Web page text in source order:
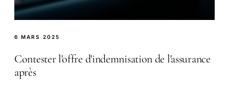
6 MARS 2025
Contester l'offre d'indemnisation de l'assurance
après